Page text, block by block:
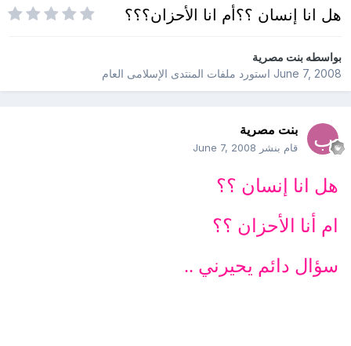
هل انا إنسان ؟؟أم انا الأحزان؟؟؟
بواسطهبنت مصرية
June 7, 2008استورد ملفات المنتدى الإسلامى العام
بنت مصرية
قام بنشر June 7, 2008
هل انا إنسان ؟؟
ام أنا الأحزان ؟؟
سؤال دائم يحيرني ..